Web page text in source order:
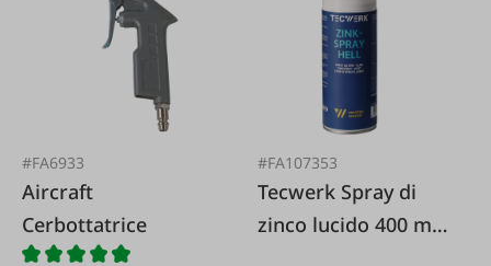
#FA6933
Aircraft
Cerbottatrice
#FA107353
Tecwerk Spray di
zinco lucido 400 ml